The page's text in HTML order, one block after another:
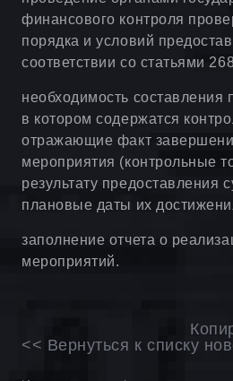
финансового контроля
порядка и условий
соответствии со статьями
необходимость составления
в котором содержатся
отражающие факт
мероприятия (контрольные
результату предоставления
плановые даты их
заполнение отчета о
мероприятий.
<< Вернуться к списку